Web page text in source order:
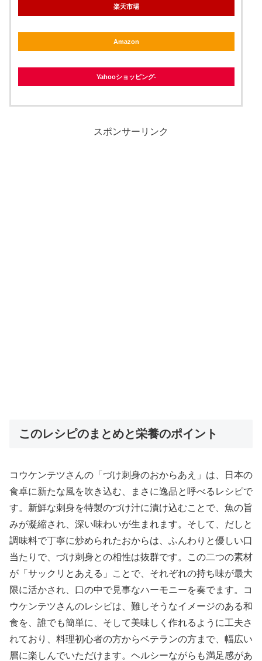
楽天市場
Amazon
Yahooショッピング
スポンサーリンク
このレシピのまとめと栄養のポイント
コウケンテツさんの「づけ刺身のおからあえ」は、日本の
食卓に新たな風を吹き込む、まさに逸品と呼べるレシピで
す。新鮮な刺身を特製のづけ汁に漬け込むことで、魚の旨
みが凝縮され、深い味わいが生まれます。そして、だしと
調味料で丁寧に炒められたおからは、ふんわりと優しい口
当たりで、づけ刺身との相性は抜群です。この二つの素材
が「サックリとあえる」ことで、それぞれの持ち味が最大
限に活かされ、口の中で見事なハーモニーを奏でます。コ
ウケンテツさんのレシピは、難しそうなイメージのある和
食を、誰でも簡単に、そして美味しく作れるように工夫さ
れており、料理初心者の方からベテランの方まで、幅広い
層に楽しんでいただけます。ヘルシーながらも満足感があ